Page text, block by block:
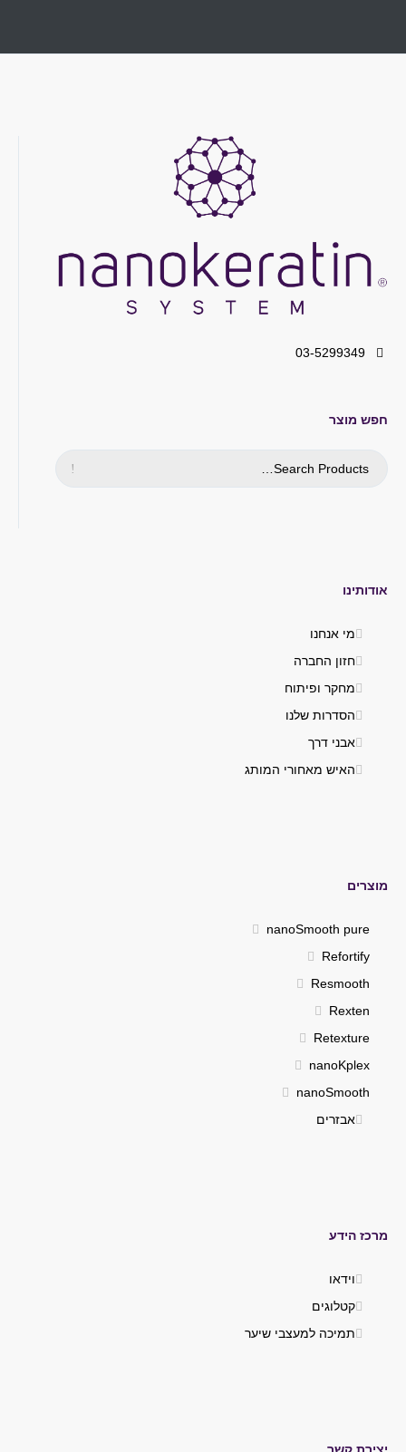
03-5299349
חפש מוצר
אודותינו
מי אנחנו
חזון החברה
מחקר ופיתוח
הסדרות שלנו
אבני דרך
האיש מאחורי המותג
מוצרים
nanoSmooth pure
Refortify
Resmooth
Rexten
Retexture
nanoKplex
nanoSmooth
אבזרים
מרכז הידע
וידאו
קטלוגים
תמיכה למעצבי שיער